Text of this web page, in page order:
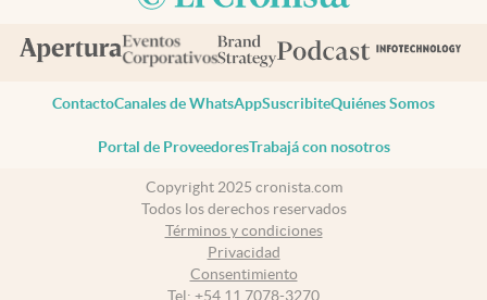
ContactoCanales de WhatsAppSuscribiteQuiénes Somos
Portal de ProveedoresTrabajá con nosotros
Copyright 2025 cronista.com
Todos los derechos reservados
Términos y condiciones
Privacidad
Consentimiento
Tel: +54 11 7078-3270